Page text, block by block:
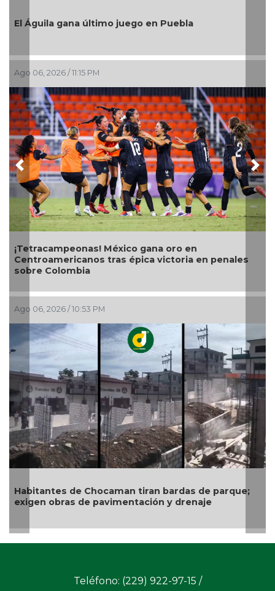
en
en penales
de parque;
Con transmisión especial y emotivo
Gobierno de Boca del Río identifica
exige a CAB soluciones definitivas a
Previous
Teléfono: (229) 922-97-15 /